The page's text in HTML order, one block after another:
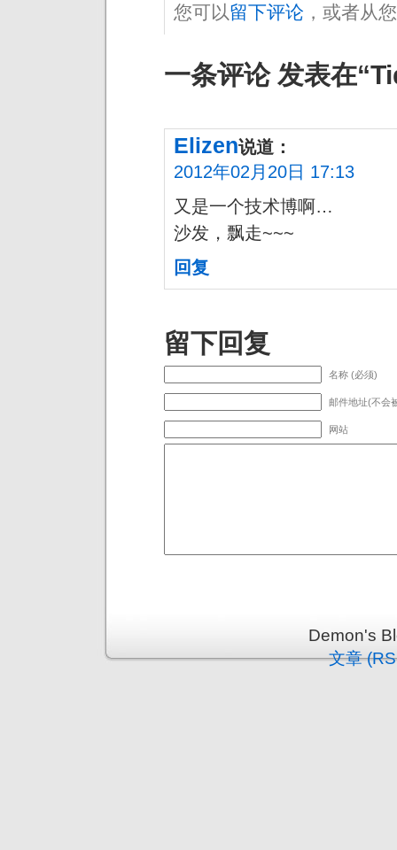
您可以留下评论 ，或者从
一条评论 发表在
Elizen说道：
2012年02月20日 17:13
又是一个技术博啊…
沙发，飘走~~~
回复
留下回复
名称 (必须)
邮件地址(不会
网站
Demon's
文章